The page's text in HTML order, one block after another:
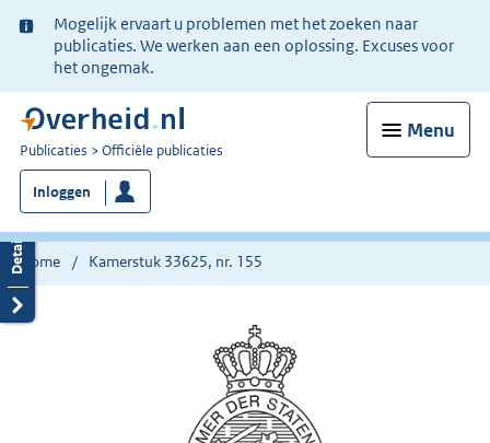
Ter
informatie:
Mogelijk ervaart u problemen met het zoeken naar
publicaties. We werken aan een oplossing. Excuses voor
het ongemak.
Menu
U
bent
nu
hier:
Publicaties Officiële publicaties
Inloggen
Home Kamerstuk 33625, nr. 155